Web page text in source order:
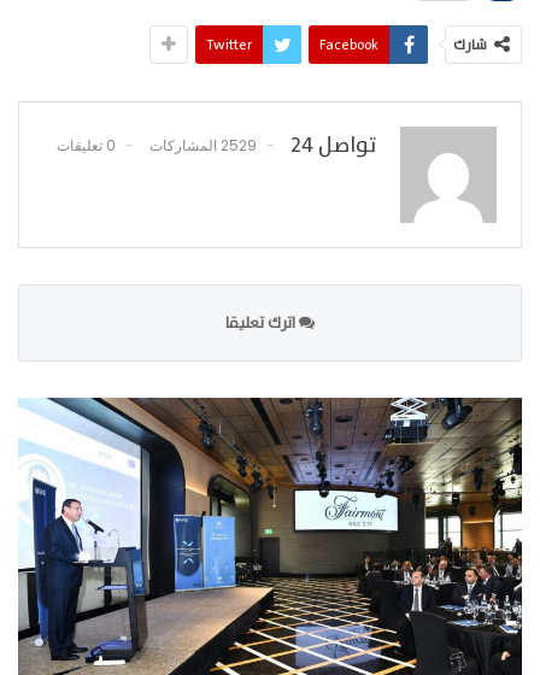
شارك Facebook
Twitter
تواصل 24 2529 المشاركات 0 تعليقات
اترك تعليقا